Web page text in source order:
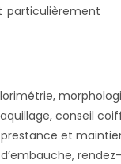
particulièrement
conseil
et